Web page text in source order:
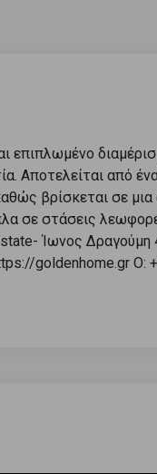
επιπλωμένο
Αποτελείται από
βρίσκεται σε
σε στάσεις
Ίωνος Δραγούμη
goldenhome.gr O: